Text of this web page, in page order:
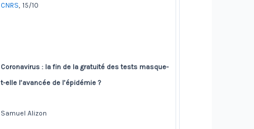
CNRS , 15/10
Coronavirus : la fin de la gratuité des tests masque-
t-elle l’avancée de l’épidémie ?
Samuel Alizon